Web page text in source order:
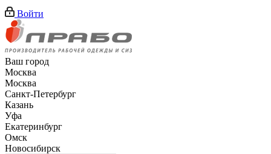
Войти
Ваш город
Москва
Москва
Санкт-Петербург
Казань
Уфа
Екатеринбург
Омск
Новосибирск